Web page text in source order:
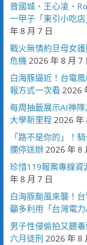
曾國城、王心凌、
一甲子「東引小吃
年 8 月 7 日
戰火無情約旦母女
危機2026 年 8 月 7
白海豚逼近！台電
報方式一次看 2026
每周抽籤展示AI神
大學新里程 2026 年
「路不是你的」！
攔停送辦2026 年 8
珍惜119報案專線資
年 8 月 7 日
白海豚颱風來襲！
籲多利用「台灣電
男子性侵偷拍又餵
六月徒刑 2026 年 8